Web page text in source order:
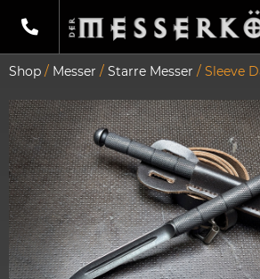
Shop / Messer / Starre Messer / Sleeve